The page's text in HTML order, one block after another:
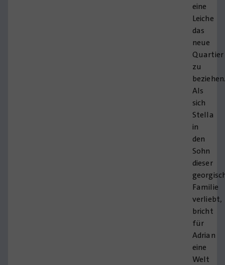
eine
Leiche
das
neue
Quartier
zu
Als
sich
Stella
in
den
Sohn
dieser
Familie
verliebt,
bricht
für
Adrian
eine
Welt